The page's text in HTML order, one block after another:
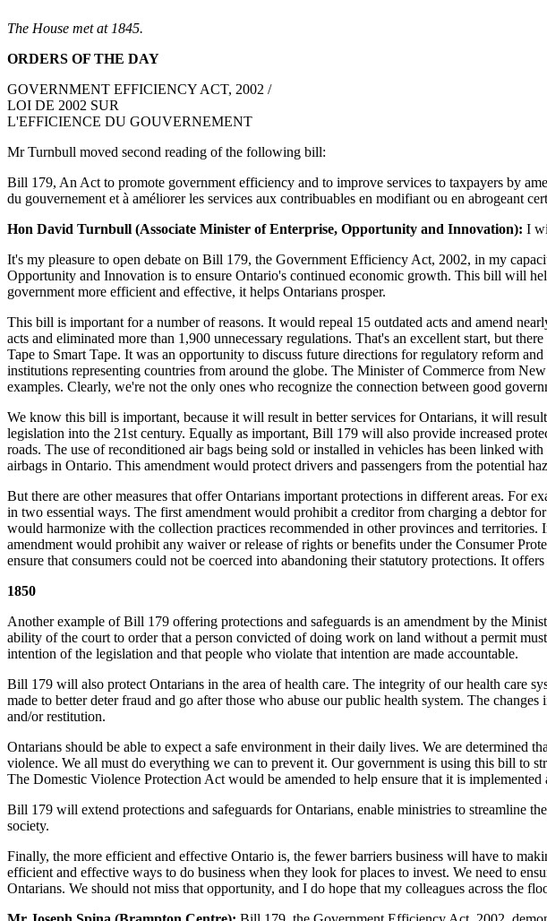
The House met at 1845.
ORDERS OF THE DAY
GOVERNMENT EFFICIENCY ACT, 2002 /
LOI DE 2002 SUR
L'EFFICIENCE DU GOUVERNEMENT
Mr Turnbull moved second reading of the following bill:
Bill 179, An Act to promote government efficiency and to improve services to taxpayers by
du gouvernement et à améliorer les services aux contribuables en modifiant ou en abrogeant
Hon David Turnbull (Associate Minister of Enterprise, Opportunity and Innovation): I
It's my pleasure to open debate on Bill 179, the Government Efficiency Act, 2002, in my
Opportunity and Innovation is to ensure Ontario's continued economic growth. This bill will
government more efficient and effective, it helps Ontarians prosper.
This bill is important for a number of reasons. It would repeal 15 outdated acts and amend
acts and eliminated more than 1,900 unnecessary regulations. That's an excellent start, but
Tape to Smart Tape. It was an opportunity to discuss future directions for regulatory reform
institutions representing countries from around the globe. The Minister of Commerce from
examples. Clearly, we're not the only ones who recognize the connection between good
We know this bill is important, because it will result in better services for Ontarians, it will
legislation into the 21st century. Equally as important, Bill 179 will also provide increased
roads. The use of reconditioned air bags being sold or installed in vehicles has been linked
airbags in Ontario. This amendment would protect drivers and passengers from the potential
But there are other measures that offer Ontarians important protections in different areas. For
in two essential ways. The first amendment would prohibit a creditor from charging a debtor
would harmonize with the collection practices recommended in other provinces and
amendment would prohibit any waiver or release of rights or benefits under the Consumer
ensure that consumers could not be coerced into abandoning their statutory protections. It
1850
Another example of Bill 179 offering protections and safeguards is an amendment by the
ability of the court to order that a person convicted of doing work on land without a permit
intention of the legislation and that people who violate that intention are made accountable.
Bill 179 will also protect Ontarians in the area of health care. The integrity of our health care
made to better deter fraud and go after those who abuse our public health system. The
and/or restitution.
Ontarians should be able to expect a safe environment in their daily lives. We are determined
violence. We all must do everything we can to prevent it. Our government is using this bill to
The Domestic Violence Protection Act would be amended to help ensure that it is
Bill 179 will extend protections and safeguards for Ontarians, enable ministries to streamline
society.
Finally, the more efficient and effective Ontario is, the fewer barriers business will have to
efficient and effective ways to do business when they look for places to invest. We need to
Ontarians. We should not miss that opportunity, and I do hope that my colleagues across the